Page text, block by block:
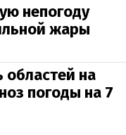
непогоду
жары
областей на
погоды на 7